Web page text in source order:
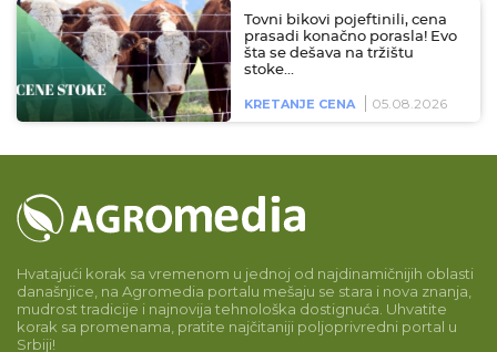
Tovni bikovi pojeftinili, cena
prasadi konačno porasla! Evo
šta se dešava na tržištu
stoke…
KRETANJE CENA 05.08.2026
Hvatajući korak sa vremenom u jednoj od najdinamičnijih oblasti
današnjice, na Agromedia portalu mešaju se stara i nova znanja,
mudrost tradicije i najnovija tehnološka dostignuća. Uhvatite
korak sa promenama, pratite najčitaniji poljoprivredni portal u
Srbiji!